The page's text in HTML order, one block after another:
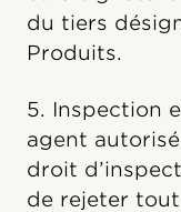
du tiers
Produits.
5. Inspection
agent
droit
de rejeter